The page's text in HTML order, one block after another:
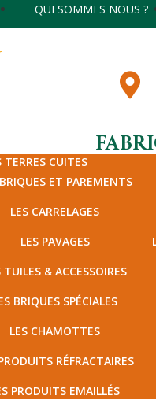
QUI SOMMES NOUS ?
TERRES CUITES
ET PAREMENTS
LES CARRELAGES
LES PAVAGES
TUILES & ACCESSOIRES
BRIQUES SPÉCIALES
LES CHAMOTTES
RÉFRACTAIRES
PRODUITS EMAILLÉS